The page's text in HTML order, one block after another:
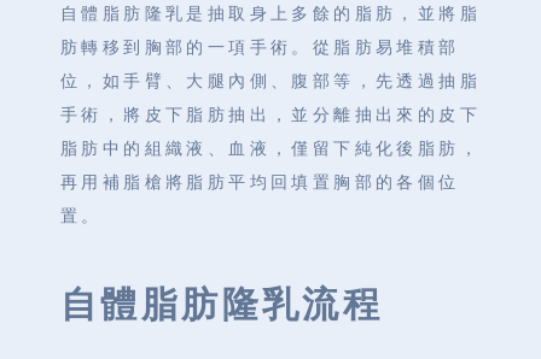
自體脂肪隆乳是抽取身上多餘的脂肪，並將脂
肪轉移到胸部的一項手術。從脂肪易堆積部
位，如手臂、大腿內側、腹部等，先透過抽脂
手術，將皮下脂肪抽出，並分離抽出來的皮下
脂肪中的組織液、血液，僅留下純化後脂肪，
再用補脂槍將脂肪平均回填置胸部的各個位
置。
自體脂肪隆乳流程